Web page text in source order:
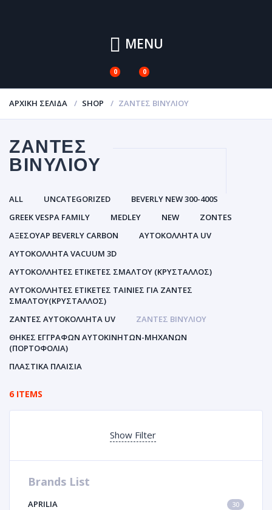
MENU
0 0
ΑΡΧΙΚΉ ΣΕΛΊΔΑ SHOP ΖΆΝΤΕΣ ΒΙΝΥΛΊΟΥ
ΖΆΝΤΕΣ
ΒΙΝΥΛΊΟΥ
ALL UNCATEGORIZED
BEVERLY NEW 300-400S
GREEK VESPA FAMILY
MEDLEY NEW
ZONTES
ΑΞΕΣΟΥΑΡ BEVERLY CARBON
ΑΥΤΟΚΌΛΛΗΤΑ UV
ΑΥΤΟΚΌΛΛΗΤΑ VACUUM 3D
ΑΥΤΟΚΌΛΛΗΤΕΣ ΕΤΙΚΈΤΕΣ ΣΜΆΛΤΟΥ (ΚΡΥΣΤΑΛΛΟΣ)
ΑΥΤΟΚΌΛΛΗΤΕΣ ΕΤΙΚΈΤΕΣ ΤΑΙΝΊΕΣ ΓΙΑ ΖΆΝΤΕΣ
ΣΜΆΛΤΟΥ(ΚΡΎΣΤΑΛΛΟΣ)
ΖΆΝΤΕΣ ΑΥΤΟΚΌΛΛΗΤΑ UV
ΖΆΝΤΕΣ ΒΙΝΥΛΊΟΥ
ΘΉΚΕΣ ΕΓΓΡΆΦΩΝ ΑΥΤΟΚΙΝΗΤΩΝ-ΜΗΧΑΝΩΝ
(ΠΟΡΤΟΦΌΛΙΑ)
ΠΛΑΣΤΙΚΆ ΠΛΑΊΣΙΑ
6 ITEMS
Show Filter
Brands List
APRILIA 30